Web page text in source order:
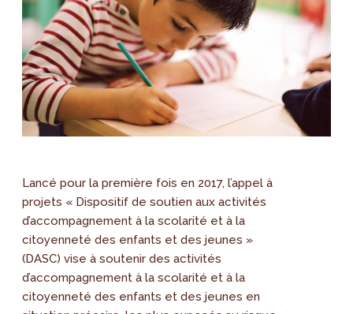
Lancé pour la première fois en 2017, l’appel à
projets « Dispositif de soutien aux activités
d’accompagnement à la scolarité et à la
citoyenneté des enfants et des jeunes »
(DASC) vise à soutenir des activités
d’accompagnement à la scolarité et à la
citoyenneté des enfants et des jeunes en